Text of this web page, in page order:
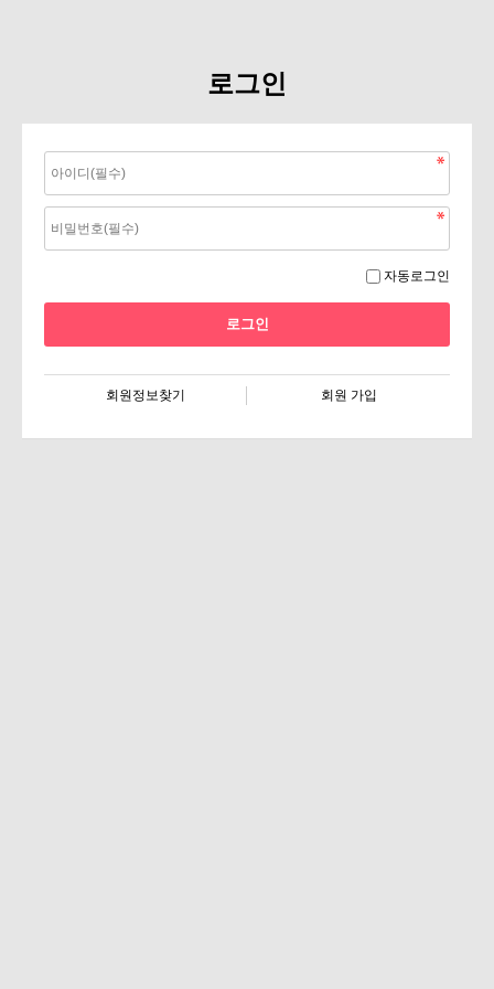
로그인
자동로그인
회원정보찾기 회원 가입